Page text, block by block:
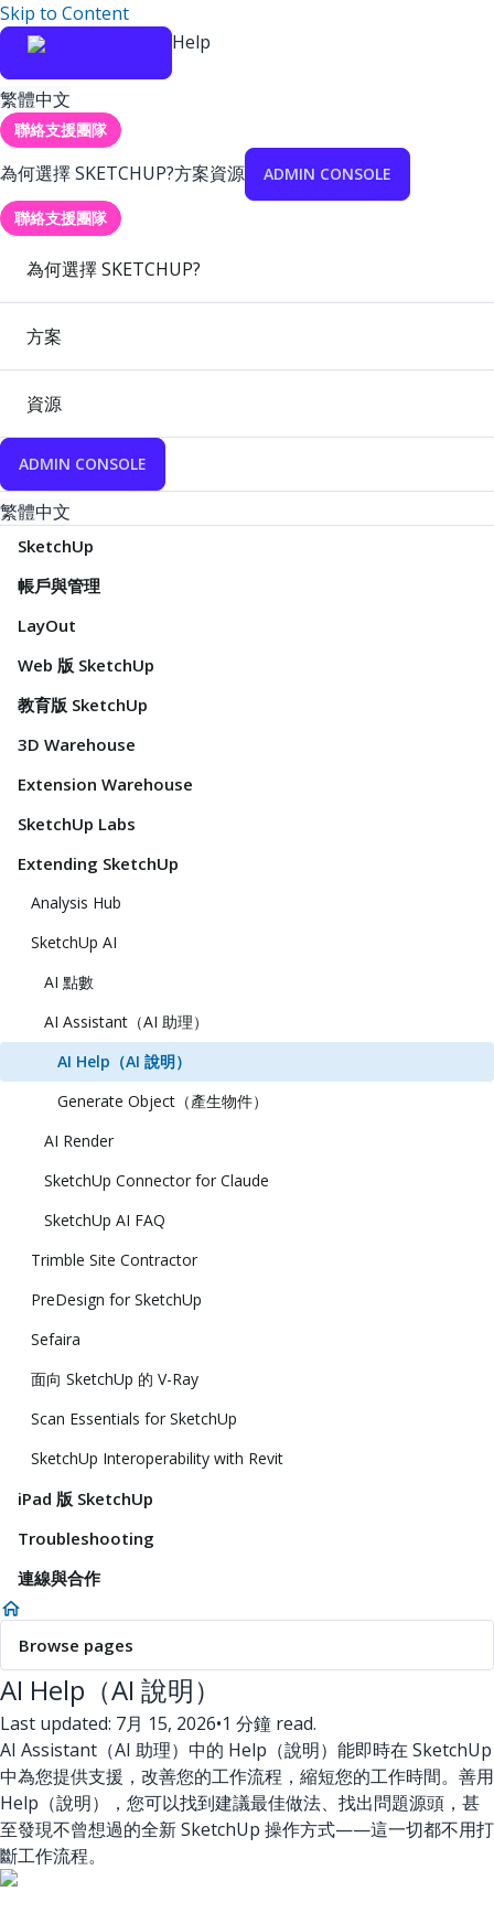
Skip to Content
Help
繁體中文
聯絡支援團隊
為何選擇 SKETCHUP?方案資源 ADMIN CONSOLE
聯絡支援團隊
為何選擇 SKETCHUP?
方案
資源
ADMIN CONSOLE
繁體中文
SketchUp
帳戶與管理
LayOut
Web 版 SketchUp
教育版 SketchUp
3D Warehouse
Extension Warehouse
SketchUp Labs
Extending SketchUp
Analysis Hub
SketchUp AI
AI 點數
AI Assistant（AI 助理）
AI Help（AI 說明）
Generate Object（產生物件）
AI Render
SketchUp Connector for Claude
SketchUp AI FAQ
Trimble Site Contractor
PreDesign for SketchUp
Sefaira
面向 SketchUp 的 V-Ray
Scan Essentials for SketchUp
SketchUp Interoperability with Revit
iPad 版 SketchUp
Troubleshooting
連線與合作
Browse pages
AI Help（AI 說明）
Last updated: 7月 15, 2026•1 分鐘 read.
AI Assistant（AI 助理）中的 Help（說明）能即時在 SketchUp
中為您提供支援，改善您的工作流程，縮短您的工作時間。善用
Help（說明），您可以找到建議最佳做法、找出問題源頭，甚
至發現不曾想過的全新 SketchUp 操作方式——這一切都不用打
斷工作流程。